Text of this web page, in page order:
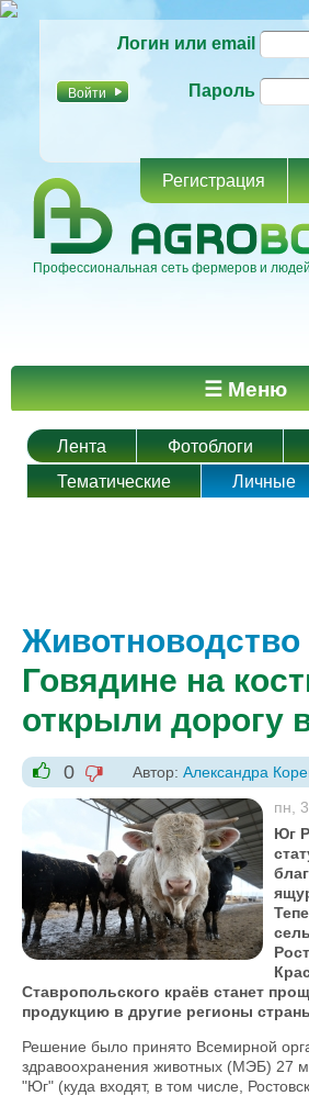
основному
Логин или email
Пароль
Регистрация
Профессиональная сеть фермеров и
Главное меню ☰ Меню
Лента Фотоблоги
Тематические
Личные
Животноводство
Говядине на
открыли дорогу
+1
0
-1
Автор: Александра
пн,
Юг
Ставропольского краёв станет
продукцию в другие регионы
Решение было принято Всемирной
здравоохранения животных (МЭБ) 27
"Юг" (куда входят, в том числе,